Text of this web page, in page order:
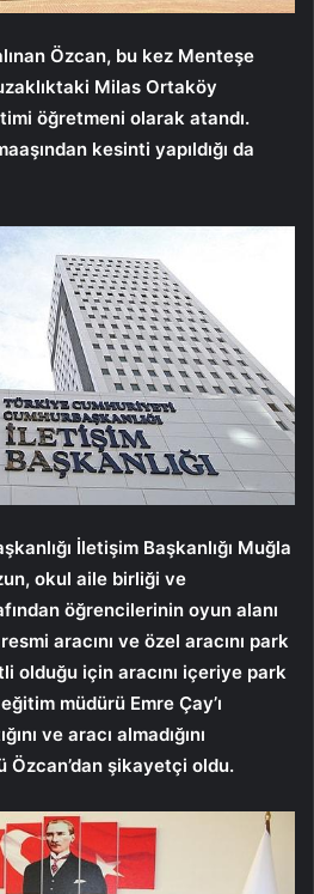
Özcan, bu kez Menteşe
Milas Ortaköy
öğretmeni olarak atandı.
kesinti yapıldığı da
İletişim Başkanlığı Muğla
okul aile birliği ve
öğrencilerinin oyun alanı
aracını ve özel aracını park
olduğu için aracını içeriye park
müdürü Emre Çay’ı
ve aracı almadığını
şikayetçi oldu.